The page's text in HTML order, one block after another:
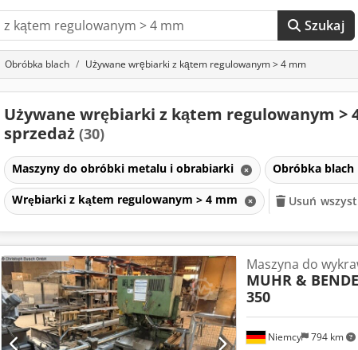
Szukaj
Obróbka blach Używane wrębiarki z kątem regulowanym > 4 mm
Używane wrębiarki z kątem regulowanym >
sprzedaż (30)
Maszyny do obróbki metalu i obrabiarki Obróbka blach
Wrębiarki z kątem regulowanym > 4 mm Usuń
Niemcy 794 km
Maszyna do
MUHR &
350